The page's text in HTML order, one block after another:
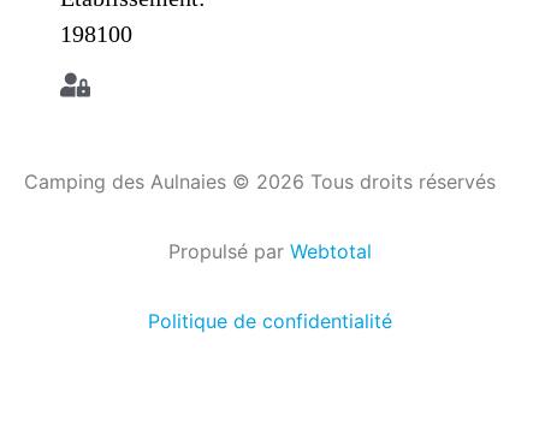
198100
Camping des Aulnaies © 2026 Tous droits réservés
Propulsé par Webtotal
Politique de confidentialité